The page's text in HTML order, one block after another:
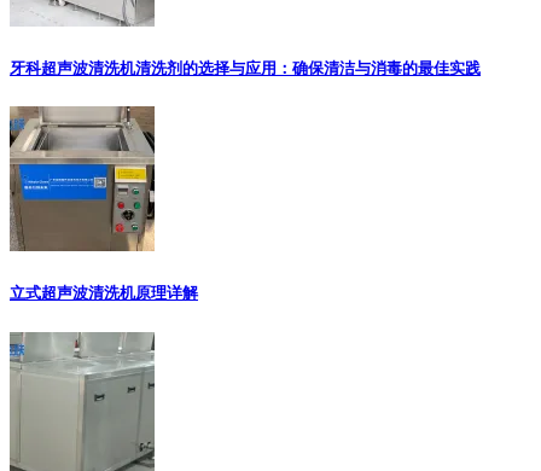
牙科超声波清洗机清洗剂的选择与应用：确保清洁与消毒的最佳实践
立式超声波清洗机原理详解